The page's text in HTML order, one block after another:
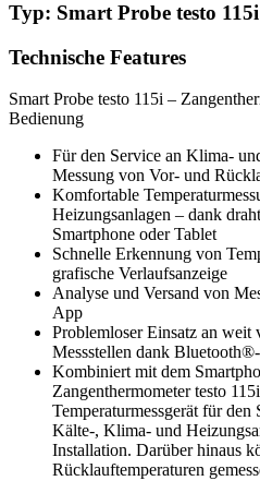
Typ: Smart Probe testo 115i
Technische Features
Smart Probe testo 115i –
Bedienung
Für den Service an Klima-
Messung von Vor- und
Komfortable
Heizungsanlagen – dank
Smartphone oder Tablet
Schnelle Erkennung von
grafische Verlaufsanzeige
Analyse und Versand von
App
Problemloser Einsatz an weit
Messstellen dank
Kombiniert mit dem
Zangenthermometer testo
Temperaturmessgerät für
Kälte-, Klima- und
Installation. Darüber hinaus
Rücklauftemperaturen